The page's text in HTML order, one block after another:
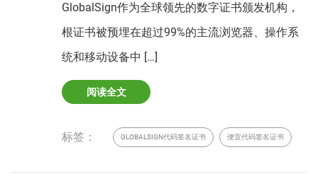
GlobalSign作为全球领先的数字证书颁发机构，
根证书被预埋在超过99%的主流浏览器、操作系
统和移动设备中 […]
阅读全文
标签： GLOBALSIGN代码签名证书 便宜代码签名证书